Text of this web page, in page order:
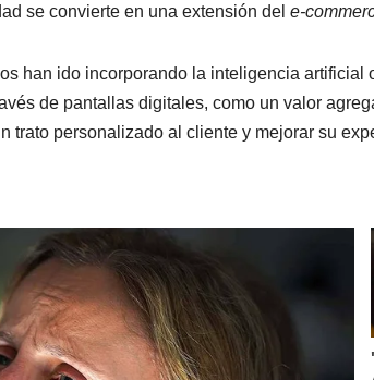
se convierte en una extensión del e-
han ido incorporando la inteligencia artificial
de pantallas digitales, como un valor
trato personalizado al cliente y mejorar su